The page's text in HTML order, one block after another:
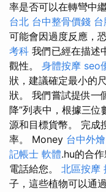
率是否可以在轉彎中
台北 台中整骨價錢
可能會因過度反應，
考科 我們已經在描述
觀性。 身體按摩 seo
狀，建議確定最小的
狀。 我們嘗試提供一
降”列表中，根據三
源和目標貨幣。 完成
率。 Money 台中外燴
記帳士 軟體.hu的合
電話給您。 北區按摩
子，這些植物可以通